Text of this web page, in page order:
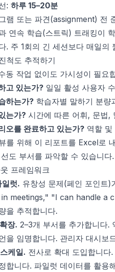
: 하루 15–20분
램 또는 파견(assignment) 전
연속 학습(스트릭) 트래킹이
. 주 1회의 긴 세션보다 매일의
척도 추적하기
동 작업 없이도 가시성이 필요
고 있는가? 일일 활성 사용자
하는가? 학습자별 말하기 분량
는가? 시간에 따른 어휘, 문법,
오를 완료하고 있는가? 역할 및
를 위해 이 리포트를 Excel로
도 부서를 파악할 수 있습니다.
프레임워크
럿. 유창성 문제(페인 포인트
meetings," "I can handle a
을 추적합니다.
장. 2–3개 부서를 추가합니다.
을 임명합니다. 관리자 대시보
케일. 전사로 확대 도입합니
합니다. 파일럿 데이터를 활용